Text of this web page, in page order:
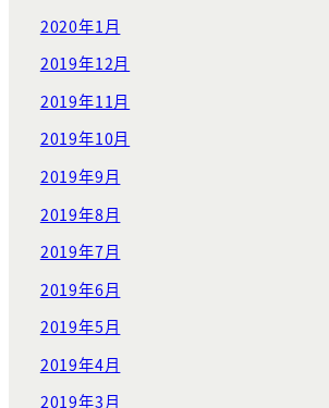
2020年1月
2019年12月
2019年11月
2019年10月
2019年9月
2019年8月
2019年7月
2019年6月
2019年5月
2019年4月
2019年3月